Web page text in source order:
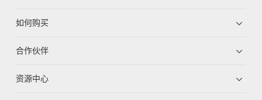
如何购买
合作伙伴
资源中心